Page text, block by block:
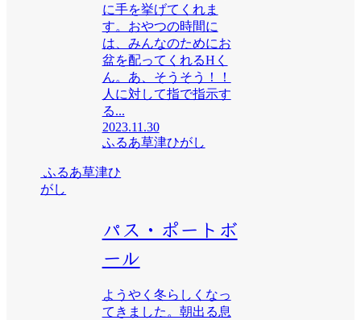
に手を挙げてくれま
す。おやつの時間に
は、みんなのためにお
盆を配ってくれるHく
ん。あ、そうそう！！
人に対して指で指示す
る...
2023.11.30
ふるあ草津ひがし
ふるあ草津ひ
がし
パス・ポートボ
ール
ようやく冬らしくなっ
てきました。朝出る息